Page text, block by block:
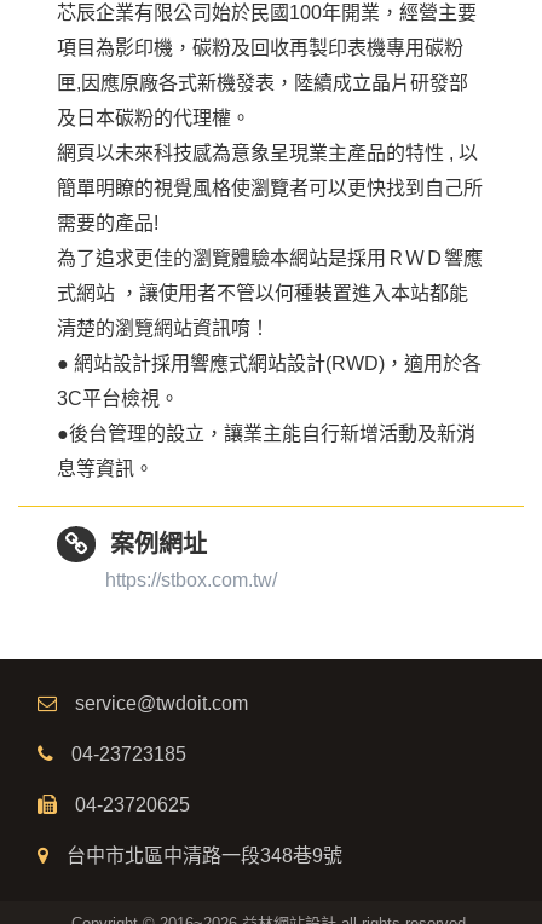
芯辰企業有限公司始於民國100年開業，經營主要
項目為影印機，碳粉及回收再製印表機專用碳粉
匣,因應原廠各式新機發表，陸續成立晶片研發部
及日本碳粉的代理權。
網頁以未來科技感為意象呈現業主產品的特性 , 以
簡單明瞭的視覺風格使瀏覽者可以更快找到自己所
需要的產品!
為了追求更佳的瀏覽體驗本網站是採用ＲＷＤ響應
式網站 ，讓使用者不管以何種裝置進入本站都能
清楚的瀏覽網站資訊唷！
● 網站設計採用響應式網站設計(RWD)，適用於各
3C平台檢視。
●後台管理的設立，讓業主能自行新增活動及新消
息等資訊。
案例網址
https://stbox.com.tw/
service@twdoit.com
04-23723185
04-23720625
台中市北區中清路一段348巷9號